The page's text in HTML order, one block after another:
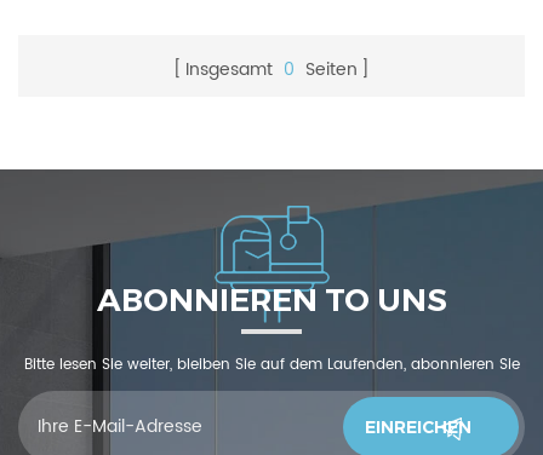
Insgesamt 0 Seiten
ABONNIEREN TO UNS
Bitte lesen Sie weiter, bleiben Sie auf dem Laufenden, abonnieren Sie
und wir begrüßen Sie, uns was zu sagendu denkst